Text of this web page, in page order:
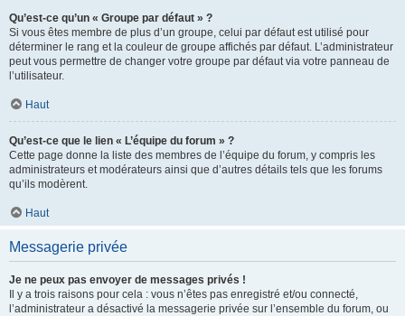
Qu’est-ce qu’un « Groupe par défaut » ?
Si vous êtes membre de plus d’un groupe, celui par défaut est utilisé pour
déterminer le rang et la couleur de groupe affichés par défaut. L’administrateur
peut vous permettre de changer votre groupe par défaut via votre panneau de
l’utilisateur.
Haut
Qu’est-ce que le lien « L’équipe du forum » ?
Cette page donne la liste des membres de l’équipe du forum, y compris les
administrateurs et modérateurs ainsi que d’autres détails tels que les forums
qu’ils modèrent.
Haut
Messagerie privée
Je ne peux pas envoyer de messages privés !
Il y a trois raisons pour cela : vous n’êtes pas enregistré et/ou connecté,
l’administrateur a désactivé la messagerie privée sur l’ensemble du forum, ou